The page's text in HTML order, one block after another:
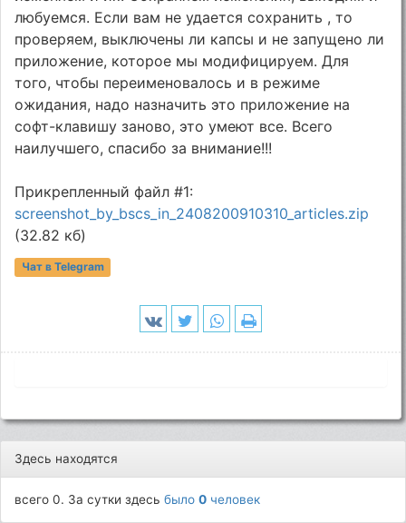
любуемся. Если вам не удается сохранить , то
проверяем, выключены ли капсы и не запущено ли
приложение, которое мы модифицируем. Для
того, чтобы переименовалось и в режиме
ожидания, надо назначить это приложение на
софт-клавишу заново, это умеют все. Всего
наилучшего, спасибо за внимание!!!
Прикрепленный файл #1:
screenshot_by_bscs_in_2408200910310_articles.zip
(32.82 кб)
Чат в Telegram
Здесь находятся
всего 0. За сутки здесьбыло0 человек